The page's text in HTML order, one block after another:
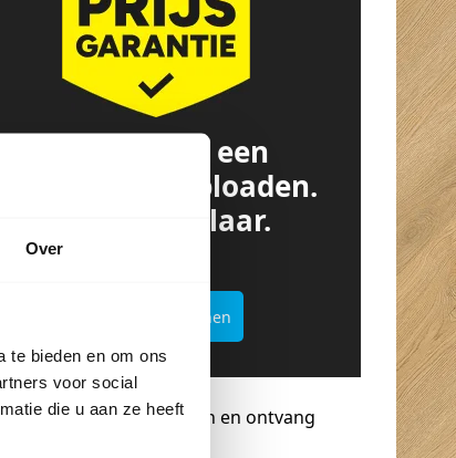
Over
te bieden en om ons
voor social
die u aan ze heeft
Offerte van een
concurrent? Uploaden.
Besparen. Klaar.
Offertekiller openen
advies op maat
een terugbelverzoek aan en ontvang